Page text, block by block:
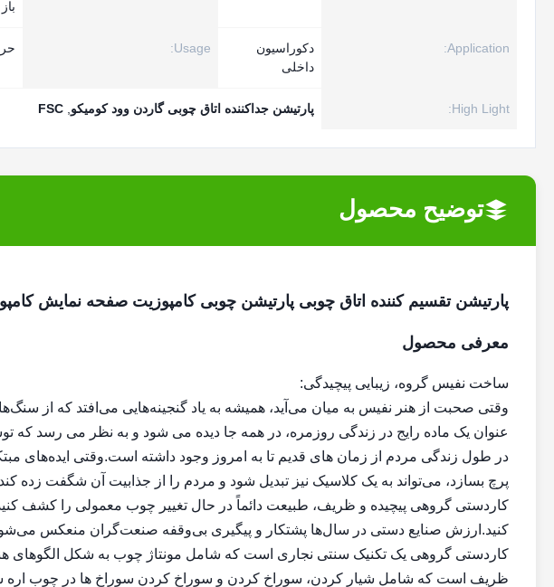
باز
Application:
دکوراسیون
داخلی
Usage:
High Light: پارتیشن جداکننده اتاق چوبی گاردن وود کومیکو FSC
توضیح محصول
پارتیشن تقسیم کننده اتاق چوبی پارتیشن چوبی کامپوزیت صفحه نمایش
معرفی محصول
ساخت نفیس گروه، زیبایی پیچیدگی:
وقتی صحبت از هنر نفیس به میان می‌آید، همیشه به یاد گنجینه‌هایی می‌افتد که از
عنوان یک ماده رایج در زندگی روزمره، در همه جا دیده می شود و به نظر می رسد که
در طول زندگی مردم از زمان های قدیم تا به امروز وجود داشته است.وقتی ایده‌های
پرچ بسازد، می‌تواند به یک کلاسیک نیز تبدیل شود و مردم را از جذابیت آن شگفت زده
کاردستی گروهی پیچیده و ظریف، طبیعت دائماً در حال تغییر چوب معمولی را کشف
کنید.ارزش صنایع دستی در سال‌ها پشتکار و پیگیری بی‌وقفه صنعت‌گران منعکس
کاردستی گروهی یک تکنیک سنتی نجاری است که شامل مونتاژ چوب به شکل الگوهای
ظریف است که شامل شیار کردن، سوراخ کردن و سوراخ کردن سوراخ ها در چوب اره